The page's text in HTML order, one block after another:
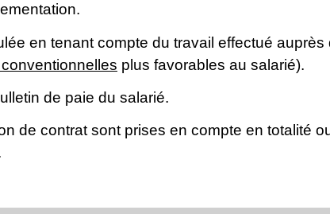
en tenant compte du travail effectué
plus favorables au salarié).
de paie du salarié.
de contrat sont prises en compte en totalité